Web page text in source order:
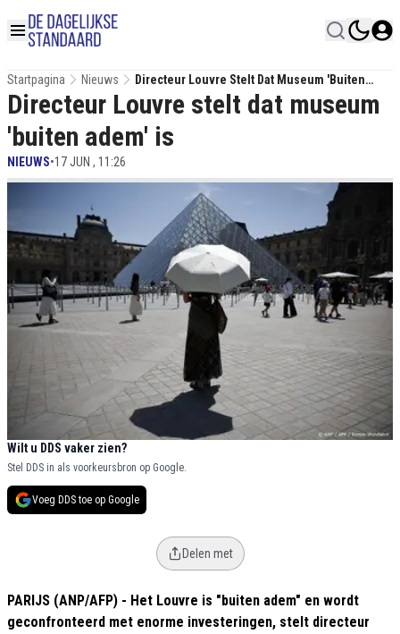
Startpagina Nieuws
Directeur Louvre Stelt Dat Museum 'buiten
Adem' Is
Directeur Louvre stelt dat museum
'buiten adem' is
NIEUWS•17 JUN , 11:26
Wilt u DDS vaker zien?
Stel DDS in als voorkeursbron op Google.
Voeg DDS toe op Google
Delen met
PARIJS (ANP/AFP) - Het Louvre is "buiten adem" en wordt
geconfronteerd met enorme investeringen, stelt directeur